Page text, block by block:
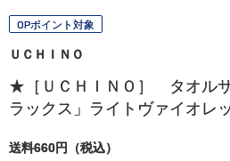
OPポイント対象
ＵＣＨＩＮＯ
★［ＵＣＨＩＮＯ］ タオル
ラックス」ライトヴァイオレ
送料660円（税込）